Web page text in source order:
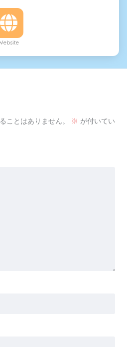
ことはありません。 ※ が付いてい